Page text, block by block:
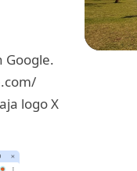
Google.
logo X